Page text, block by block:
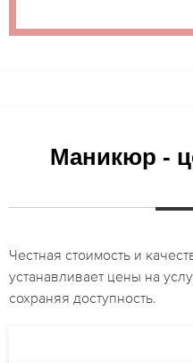
Маникюр -
Честная стоимость и
устанавливает цены на
сохраняя доступность.